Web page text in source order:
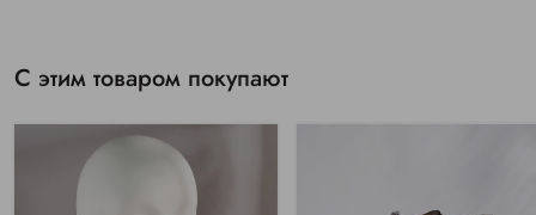
С этим товаром покупают